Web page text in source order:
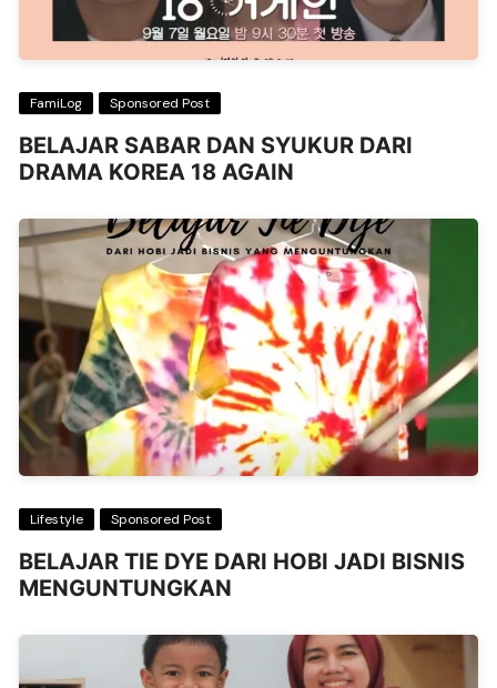
FamiLog Sponsored Post
BELAJAR SABAR DAN SYUKUR DARI
DRAMA KOREA 18 AGAIN
Lifestyle Sponsored Post
BELAJAR TIE DYE DARI HOBI JADI BISNIS
MENGUNTUNGKAN